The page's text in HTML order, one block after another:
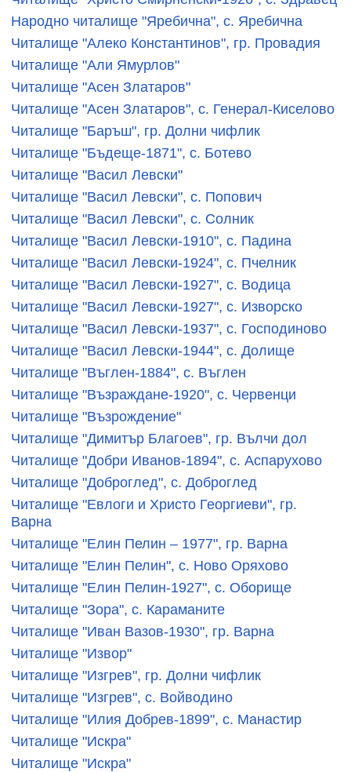
Народно читалище "Яребична", с. Яребична
Читалище "Алеко Константинов", гр. Провадия
Читалище "Али Ямурлов"
Читалище "Асен Златаров"
Читалище "Асен Златаров", с. Генерал-Киселово
Читалище "Баръш", гр. Долни чифлик
Читалище "Бъдеще-1871", с. Ботево
Читалище "Васил Левски"
Читалище "Васил Левски", с. Попович
Читалище "Васил Левски", с. Солник
Читалище "Васил Левски-1910", с. Падина
Читалище "Васил Левски-1924", с. Пчелник
Читалище "Васил Левски-1927", с. Водица
Читалище "Васил Левски-1927", с. Изворско
Читалище "Васил Левски-1937", с. Господиново
Читалище "Васил Левски-1944", с. Долище
Читалище "Въглен-1884", с. Въглен
Читалище "Възраждане-1920", с. Червенци
Читалище "Възрождение"
Читалище "Димитър Благоев", гр. Вълчи дол
Читалище "Добри Иванов-1894", с. Аспарухово
Читалище "Доброглед", с. Доброглед
Читалище "Евлоги и Христо Георгиеви", гр.
Варна
Читалище "Елин Пелин – 1977", гр. Варна
Читалище "Елин Пелин", с. Ново Оряхово
Читалище "Елин Пелин-1927", с. Оборище
Читалище "Зора", с. Караманите
Читалище "Иван Вазов-1930", гр. Варна
Читалище "Извор"
Читалище "Изгрев", гр. Долни чифлик
Читалище "Изгрев", с. Войводино
Читалище "Илия Добрев-1899", с. Манастир
Читалище "Искра"
Читалище "Искра"